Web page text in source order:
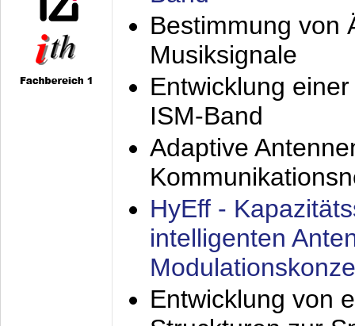
Bestimmung von
Musiksignale
Entwicklung
ISM-Band
Adaptive
HyEff -
intelligenten
Entwicklung von